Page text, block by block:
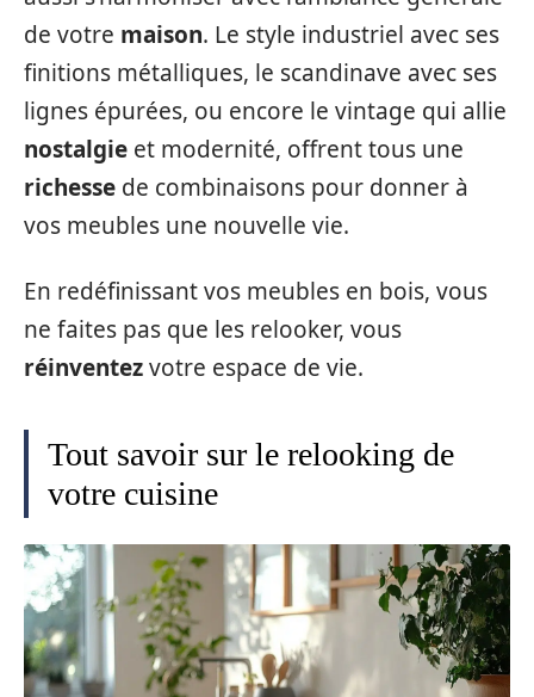
de votre maison. Le style industriel avec ses
finitions métalliques, le scandinave avec ses
lignes épurées, ou encore le vintage qui allie
nostalgie et modernité, offrent tous une
richesse de combinaisons pour donner à
vos meubles une nouvelle vie.
En redéfinissant vos meubles en bois, vous
ne faites pas que les relooker, vous
réinventezvotre espace de vie.
Tout savoir sur le relooking de
votre cuisine